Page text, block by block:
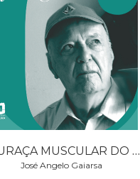
COURAÇA MUSCULAR DO CARÁTER (WILHELM REICH) – 7ª EDIÇÃO REVISTA
José Angelo Gaiarsa